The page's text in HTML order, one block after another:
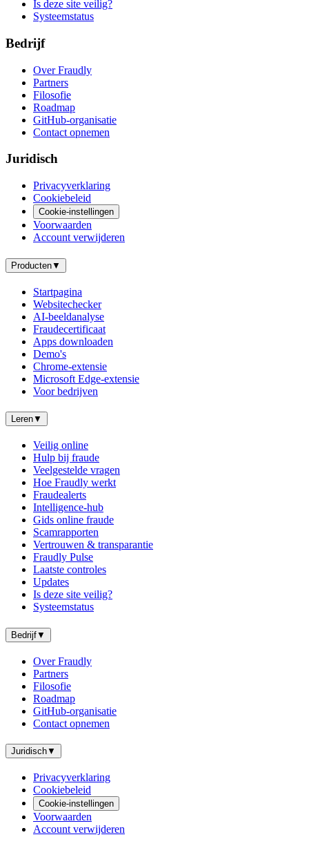
Is deze site veilig?
Systeemstatus
Bedrijf
Over Fraudly
Partners
Filosofie
Roadmap
GitHub-organisatie
Contact opnemen
Juridisch
Privacyverklaring
Cookiebeleid
Cookie-instellingen
Voorwaarden
Account verwijderen
Producten▼
Startpagina
Websitechecker
AI-beeldanalyse
Fraudecertificaat
Apps downloaden
Demo's
Chrome-extensie
Microsoft Edge-extensie
Voor bedrijven
Leren▼
Veilig online
Hulp bij fraude
Veelgestelde vragen
Hoe Fraudly werkt
Fraudealerts
Intelligence-hub
Gids online fraude
Scamrapporten
Vertrouwen & transparantie
Fraudly Pulse
Laatste controles
Updates
Is deze site veilig?
Systeemstatus
Bedrijf▼
Over Fraudly
Partners
Filosofie
Roadmap
GitHub-organisatie
Contact opnemen
Juridisch▼
Privacyverklaring
Cookiebeleid
Cookie-instellingen
Voorwaarden
Account verwijderen